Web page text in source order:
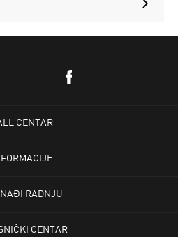
CENTAR
RADNJU
CENTAR